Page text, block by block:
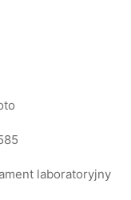
laboratoryjny